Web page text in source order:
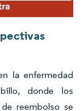
la enfermedad
donde los
reembolso se